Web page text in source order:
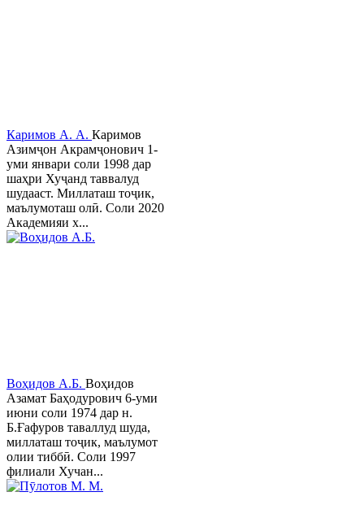
Каримов А. А. Каримов
Азимҷон Акрамҷонович 1-
уми январи соли 1998 дар
шаҳри Хуҷанд таввалуд
шудааст. Миллаташ тоҷик,
маълумоташ олӣ. Соли 2020
Академияи х...
Воҳидов А.Б. Воҳидов
Азамат Баҳодурович 6-уми
июни соли 1974 дар н.
Б.Ғафуров таваллуд шуда,
миллаташ тоҷик, маълумот
олии тиббӣ. Соли 1997
филиали Хучан...